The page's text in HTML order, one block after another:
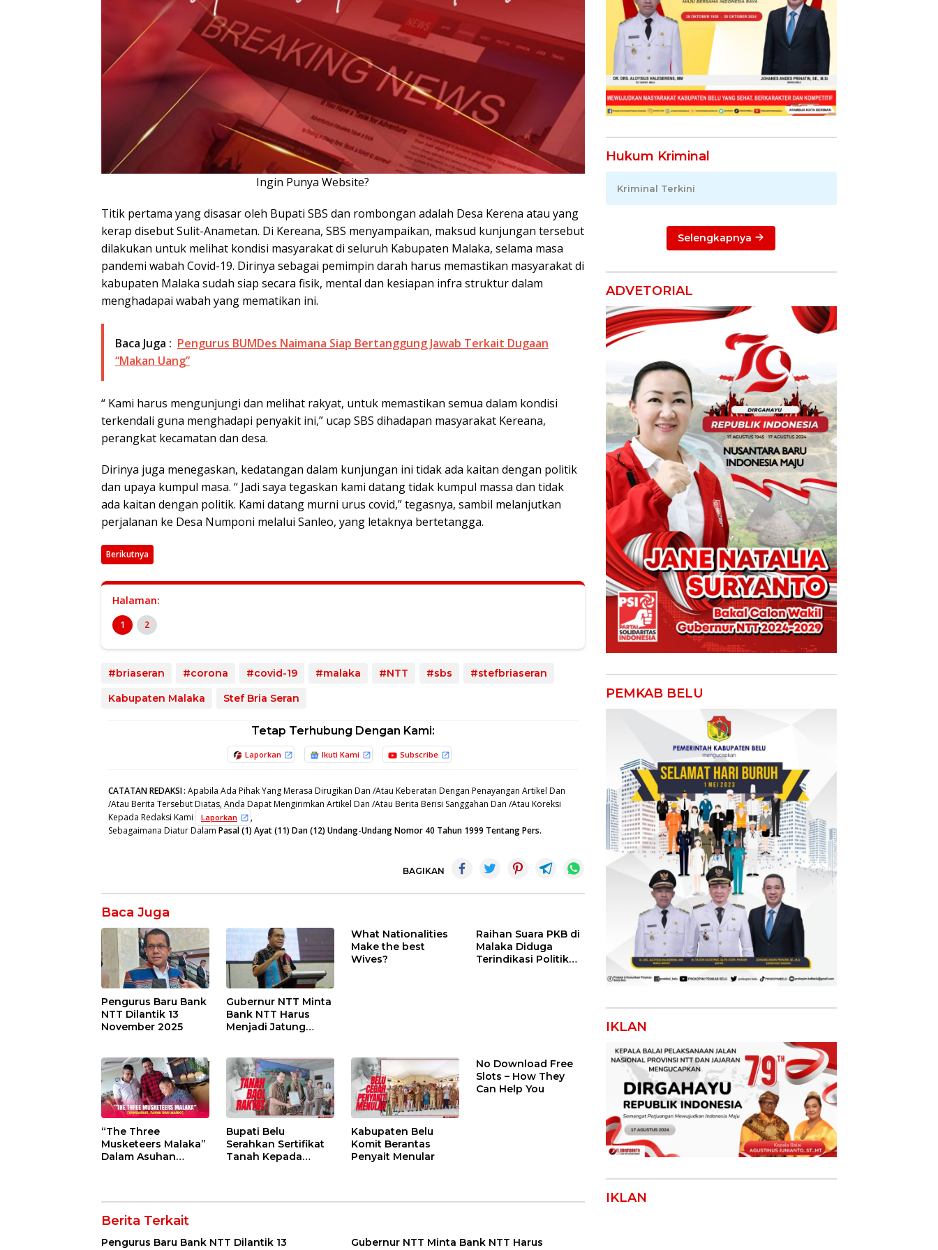
Ingin Punya Website?
Titik pertama yang disasar oleh Bupati SBS dan rombongan adalah Desa Kerena atau yang
kerap disebut Sulit-Anametan. Di Kereana, SBS menyampaikan, maksud kunjungan tersebut
dilakukan untuk melihat kondisi masyarakat di seluruh Kabupaten Malaka, selama masa
pandemi wabah Covid-19. Dirinya sebagai pemimpin darah harus memastikan masyarakat di
kabupaten Malaka sudah siap secara fisik, mental dan kesiapan infra struktur dalam
menghadapai wabah yang mematikan ini.
Baca Juga : Pengurus BUMDes Naimana Siap Bertanggung Jawab Terkait Dugaan
“Makan Uang”
“ Kami harus mengunjungi dan melihat rakyat, untuk memastikan semua dalam kondisi
terkendali guna menghadapi penyakit ini,” ucap SBS dihadapan masyarakat Kereana,
perangkat kecamatan dan desa.
Dirinya juga menegaskan, kedatangan dalam kunjungan ini tidak ada kaitan dengan politik
dan upaya kumpul masa. “ Jadi saya tegaskan kami datang tidak kumpul massa dan tidak
ada kaitan dengan politik. Kami datang murni urus covid,” tegasnya, sambil melanjutkan
perjalanan ke Desa Numponi melalui Sanleo, yang letaknya bertetangga.
Berikutnya
Halaman:
1 2
#briaseran #corona #covid-19 #malaka #NTT #sbs
#stefbriaseran
Kabupaten Malaka
Stef Bria Seran
Tetap Terhubung Dengan Kami:
Laporkan Ikuti Kami Subscribe
CATATAN REDAKSI: Apabila Ada Pihak Yang Merasa Dirugikan Dan /Atau Keberatan Dengan Penayangan Artikel Dan
/Atau Berita Tersebut Diatas, Anda Dapat Mengirimkan Artikel Dan /Atau Berita Berisi Sanggahan Dan /Atau Koreksi
Kepada Redaksi Kami
Laporkan
,
Sebagaimana Diatur Dalam Pasal (1) Ayat (11) Dan (12) Undang-Undang Nomor 40 Tahun 1999 Tentang Pers.
BAGIKAN
Baca Juga
Pengurus Baru Bank
NTT Dilantik 13
November 2025
Gubernur NTT Minta
Bank NTT Harus
Menjadi Jatung
What Nationalities
Make the best
Wives?
Raihan Suara PKB di
Malaka Diduga
Terindikasi Politik
“The Three
Musketeers Malaka”
Dalam Asuhan
Bupati Belu
Serahkan Sertifikat
Tanah Kepada
Kabupaten Belu
Komit Berantas
Penyait Menular
No Download Free
Slots – How They
Can Help You
Berita Terkait
Pengurus Baru Bank NTT Dilantik 13
Gubernur NTT Minta Bank NTT Harus
Hukum Kriminal
Kriminal Terkini
Selengkapnya
ADVETORIAL
PEMKAB BELU
IKLAN
IKLAN